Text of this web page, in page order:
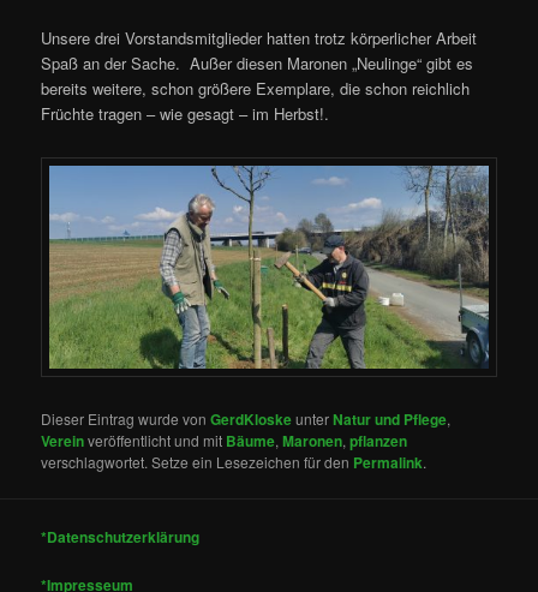
Unsere drei Vorstandsmitglieder hatten trotz körperlicher Arbeit
Spaß an der Sache. Außer diesen Maronen „Neulinge“ gibt es
bereits weitere, schon größere Exemplare, die schon reichlich
Früchte tragen – wie gesagt – im Herbst!.
Dieser Eintrag wurde vonGerdKloskeunterNatur und Pflege,
Vereinveröffentlicht und mit Bäume,Maronen,pflanzen
verschlagwortet. Setze ein Lesezeichen für den Permalink.
*Datenschutzerklärung
*Impresseum